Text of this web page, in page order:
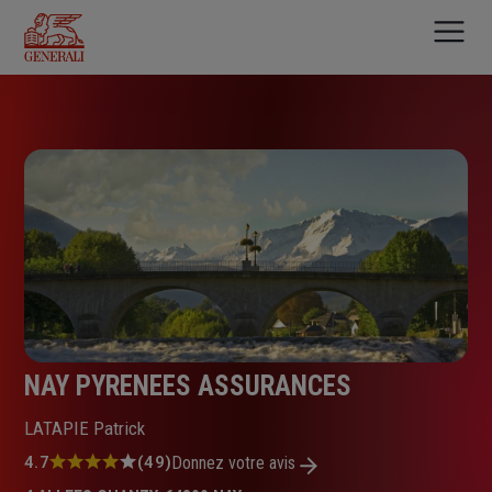
contenu
principal
NAY PYRENEES ASSURANCES
LATAPIE Patrick
Note
4.7 (49)Donnez votre avis